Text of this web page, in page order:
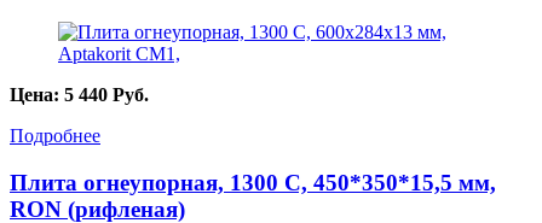
Цена: 5 440 Руб.
Подробнее
Плита огнеупорная, 1300 С, 450*350*15,5 мм,
RON (рифленая)